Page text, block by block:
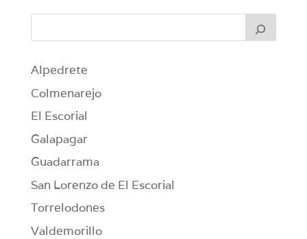
Alpedrete
Colmenarejo
El Escorial
Galapagar
Guadarrama
San Lorenzo de El Escorial
Torrelodones
Valdemorillo